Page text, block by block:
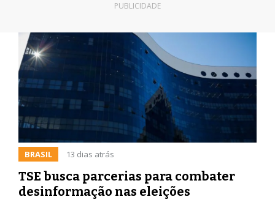
BRASIL 13 dias atrás
TSE busca parcerias para combater
desinformação nas eleições
PUBLICIDADE